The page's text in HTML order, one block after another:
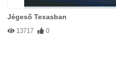
Jégeső Texasban
13717 0